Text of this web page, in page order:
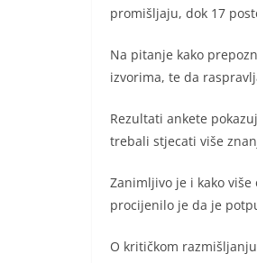
promišljaju, dok 17
Na pitanje kako
izvorima, te da
Rezultati ankete
trebali stjecati više
Zanimljivo je i kako
procijenilo je da je
O kritičkom